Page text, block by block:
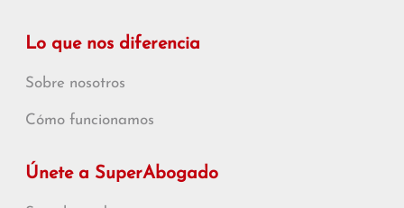
Lo que nos diferencia
Sobre nosotros
Cómo funcionamos
Únete a SuperAbogado